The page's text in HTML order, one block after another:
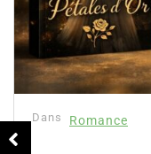
Dans Romance